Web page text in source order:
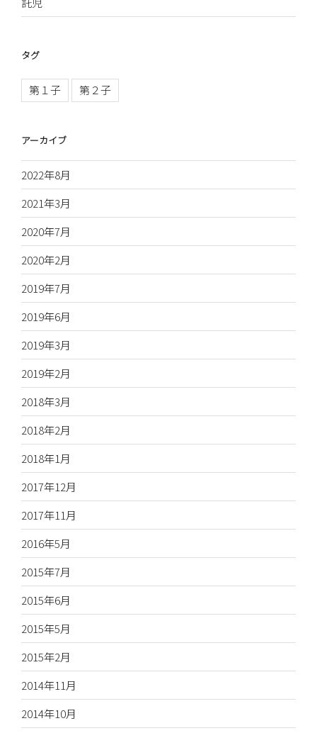
タグ
第１子 第２子
アーカイブ
2022年8月
2021年3月
2020年7月
2020年2月
2019年7月
2019年6月
2019年3月
2019年2月
2018年3月
2018年2月
2018年1月
2017年12月
2017年11月
2016年5月
2015年7月
2015年6月
2015年5月
2015年2月
2014年11月
2014年10月